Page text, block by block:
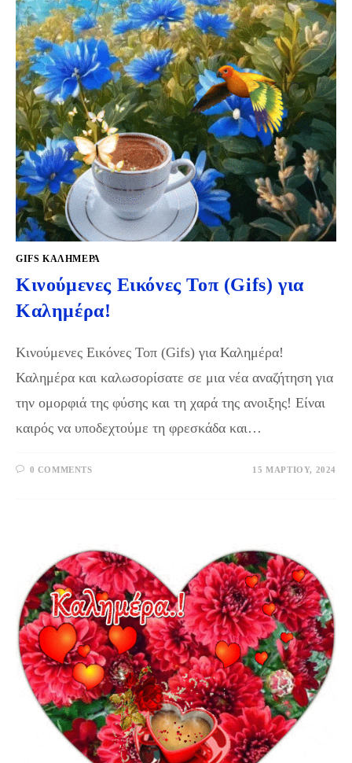
GIFS KΑΛΗΜΈΡΑ
Κινούμενες Εικόνες Τοπ (Gifs) για
Καλημέρα!
Κινούμενες Εικόνες Τοπ (Gifs) για Καλημέρα!
Καλημέρα και καλωσορίσατε σε μια νέα αναζήτηση για
την ομορφιά της φύσης και τη χαρά της ανοιξης! Είναι
καιρός να υποδεχτούμε τη φρεσκάδα και…
0 COMMENTS 15 ΜΑΡΤΊΟΥ, 2024